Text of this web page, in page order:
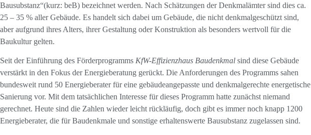
Bausubstanz“(kurz: beB) bezeichnet werden. Nach Schätzungen der Denkmalämter sind dies ca.
25 – 35 % aller Gebäude. Es handelt sich dabei um Gebäude, die nicht denkmalgeschützt sind,
aber aufgrund ihres Alters, ihrer Gestaltung oder Konstruktion als besonders wertvoll für die
Baukultur gelten.
Seit der Einführung des Förderprogramms KfW-Effizienzhaus Baudenkmal sind diese Gebäude
verstärkt in den Fokus der Energieberatung gerückt. Die Anforderungen des Programms sahen
bundesweit rund 50 Energieberater für eine gebäudeangepasste und denkmalgerechte energetische
Sanierung vor. Mit dem tatsächlichen Interesse für dieses Programm hatte zunächst niemand
gerechnet. Heute sind die Zahlen wieder leicht rückläufig, doch gibt es immer noch knapp 1200
Energieberater, die für Baudenkmale und sonstige erhaltenswerte Bausubstanz zugelassen sind.